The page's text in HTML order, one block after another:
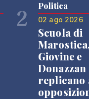
2 Politica
02 ago 2026
Scuola di
Giovine e
Donazzan
replicano